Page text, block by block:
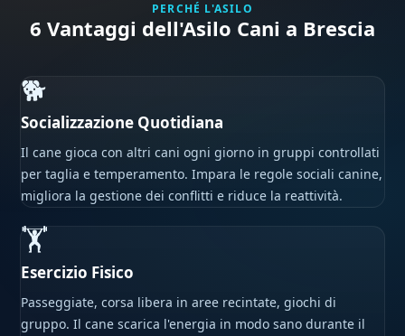
PERCHÉ L'ASILO
6 Vantaggi dell'Asilo Cani a Brescia
🐕
Socializzazione Quotidiana
Il cane gioca con altri cani ogni giorno in gruppi controllati
per taglia e temperamento. Impara le regole sociali canine,
migliora la gestione dei conflitti e riduce la reattività.
🏋
Esercizio Fisico
Passeggiate, corsa libera in aree recintate, giochi di
gruppo. Il cane scarica l'energia in modo sano durante il